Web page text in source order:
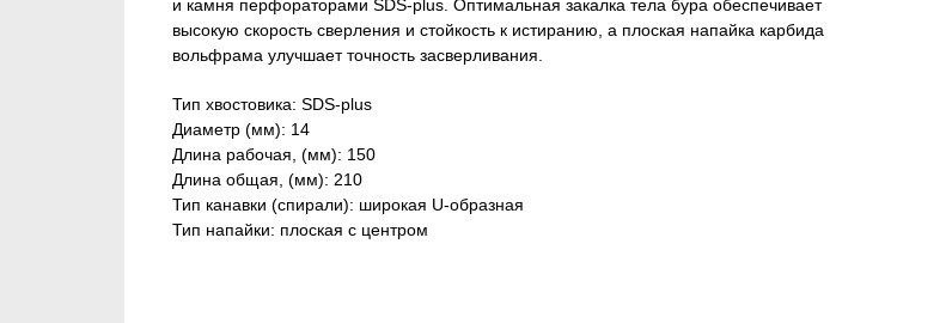
и камня перфораторами SDS-plus. Оптимальная закалка тела бура обеспечивает
высокую скорость сверления и стойкость к истиранию, а плоская напайка карбида
вольфрама улучшает точность засверливания.
Тип хвостовика: SDS-plus
Диаметр (мм): 14
Длина рабочая, (мм): 150
Длина общая, (мм): 210
Тип канавки (спирали): широкая U-образная
Тип напайки: плоская с центром